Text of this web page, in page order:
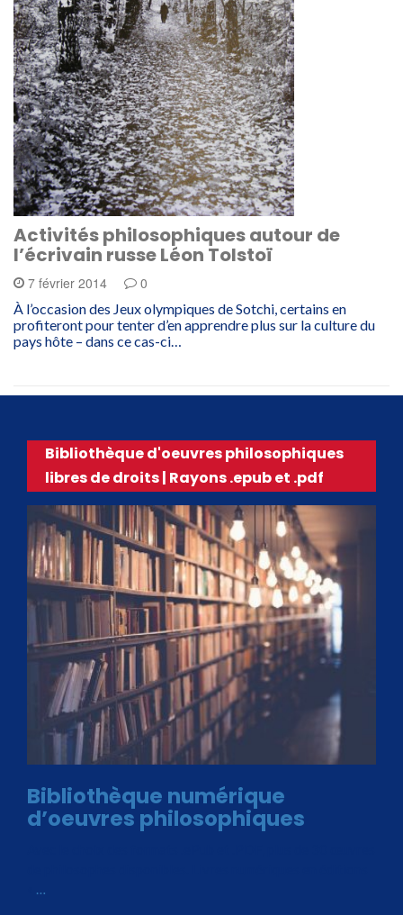
Activités philosophiques autour de
l’écrivain russe Léon Tolstoï
7 février 2014 0
À l’occasion des Jeux olympiques de Sotchi, certains en
profiteront pour tenter d’en apprendre plus sur la culture du
pays hôte – dans ce cas-ci…
Bibliothèque d'oeuvres philosophiques
libres de droits | Rayons .epub et .pdf
Bibliothèque numérique
d’oeuvres philosophiques
…